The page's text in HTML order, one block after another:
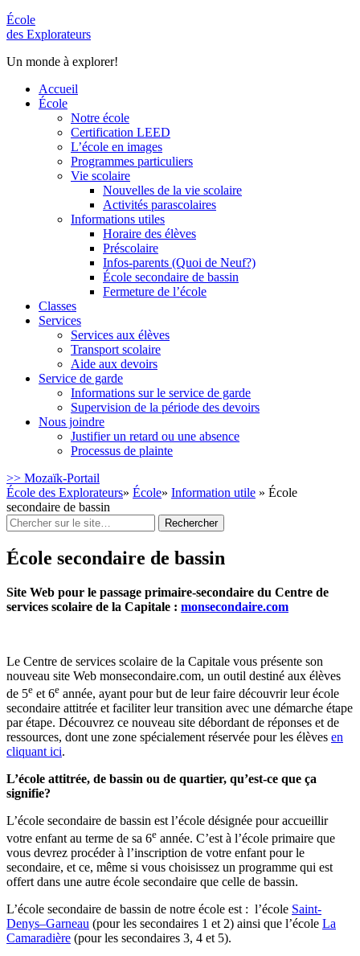
École
des Explorateurs
Un monde à explorer!
Accueil
École
Notre école
Certification LEED
L’école en images
Programmes particuliers
Vie scolaire
Nouvelles de la vie scolaire
Activités parascolaires
Informations utiles
Horaire des élèves
Préscolaire
Infos-parents (Quoi de Neuf?)
École secondaire de bassin
Fermeture de l’école
Classes
Services
Services aux élèves
Transport scolaire
Aide aux devoirs
Service de garde
Informations sur le service de garde
Supervision de la période des devoirs
Nous joindre
Justifier un retard ou une absence
Processus de plainte
>> Mozaïk-Portail
École des Explorateurs» École» Information utile » École
secondaire de bassin
Rechercher
:
École secondaire de bassin
Site Web pour le passage primaire-secondaire du Centre de
services scolaire de la Capitale : monsecondaire.com
Le Centre de services scolaire de la Capitale vous présente son
nouveau site Web monsecondaire.com, un outil destiné aux élèves
de 5e et 6e année, ayant pour but de leur faire découvrir leur école
secondaire attitrée et faciliter leur transition avec une démarche étape
par étape. Découvrez ce nouveau site débordant de réponses et de
ressources, dont une zone spécialement réservée pour les élèves en
cliquant ici.
L’école attitrée, de bassin ou de quartier, qu’est-ce que ça
signifie?
L’école secondaire de bassin est l’école désignée pour accueillir
votre enfant au terme de sa 6e année. C’est à l’école primaire que
vous devrez procéder à l’inscription de votre enfant pour le
secondaire, et ce, même si vous choisissez un programme qui est
offert dans une autre école secondaire que celle de bassin.
L’école secondaire de bassin de notre école est : l’école Saint-
Denys–Garneau (pour les secondaires 1 et 2) ainsi que l’école La
Camaradière (pour les secondaires 3, 4 et 5).